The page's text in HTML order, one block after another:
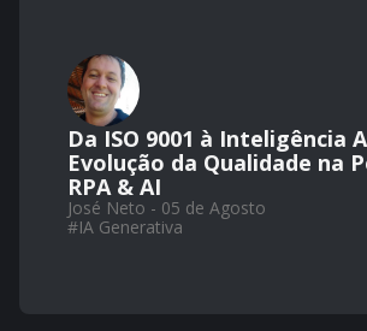
Da ISO 9001 à Inteligência
Evolução da Qualidade na
RPA & AI
José Neto - 05 de Agosto
#IA Generativa